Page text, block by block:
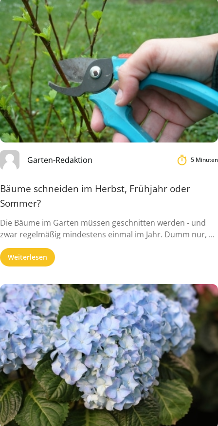
Garten-Redaktion 5 Minuten
Bäume schneiden im Herbst, Frühjahr oder
Sommer?
Die Bäume im Garten müssen geschnitten werden - und
zwar regelmäßig mindestens einmal im Jahr. Dumm nur, ...
Weiterlesen